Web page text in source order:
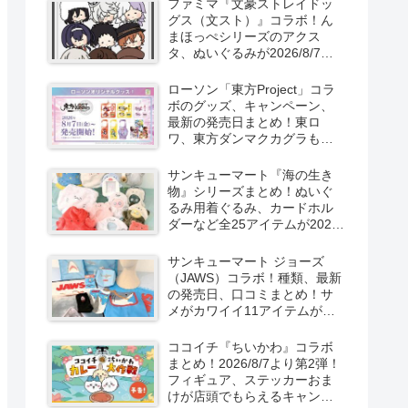
新発売！
ファミマ『文豪ストレイドッ
グス（文スト）』コラボ！ん
まほっぺシリーズのアクス
タ、ぬいぐるみが2026/8/7～
ローソン「東方Project」コラ
ボのグッズ、キャンペーン、
最新の発売日まとめ！東ロ
ワ、東方ダンマクカグラも！
LostWordのプラモ風アクキ
ー、カラビナ、クリアファイ
ルが2026/8/7より新発売！
サンキューマート『海の生き
物』シリーズまとめ！ぬいぐ
るみ用着ぐるみ、カードホル
ダーなど全25アイテムが2026
コミ！
サンキューマート ジョーズ
（JAWS）コラボ！種類、最新
の発売日、口コミまとめ！サ
メがカワイイ11アイテムが
ココイチ『ちいかわ』コラボ
まとめ！2026/8/7より第2弾！
フィギュア、ステッカーおま
けが店頭でもらえるキャンペ